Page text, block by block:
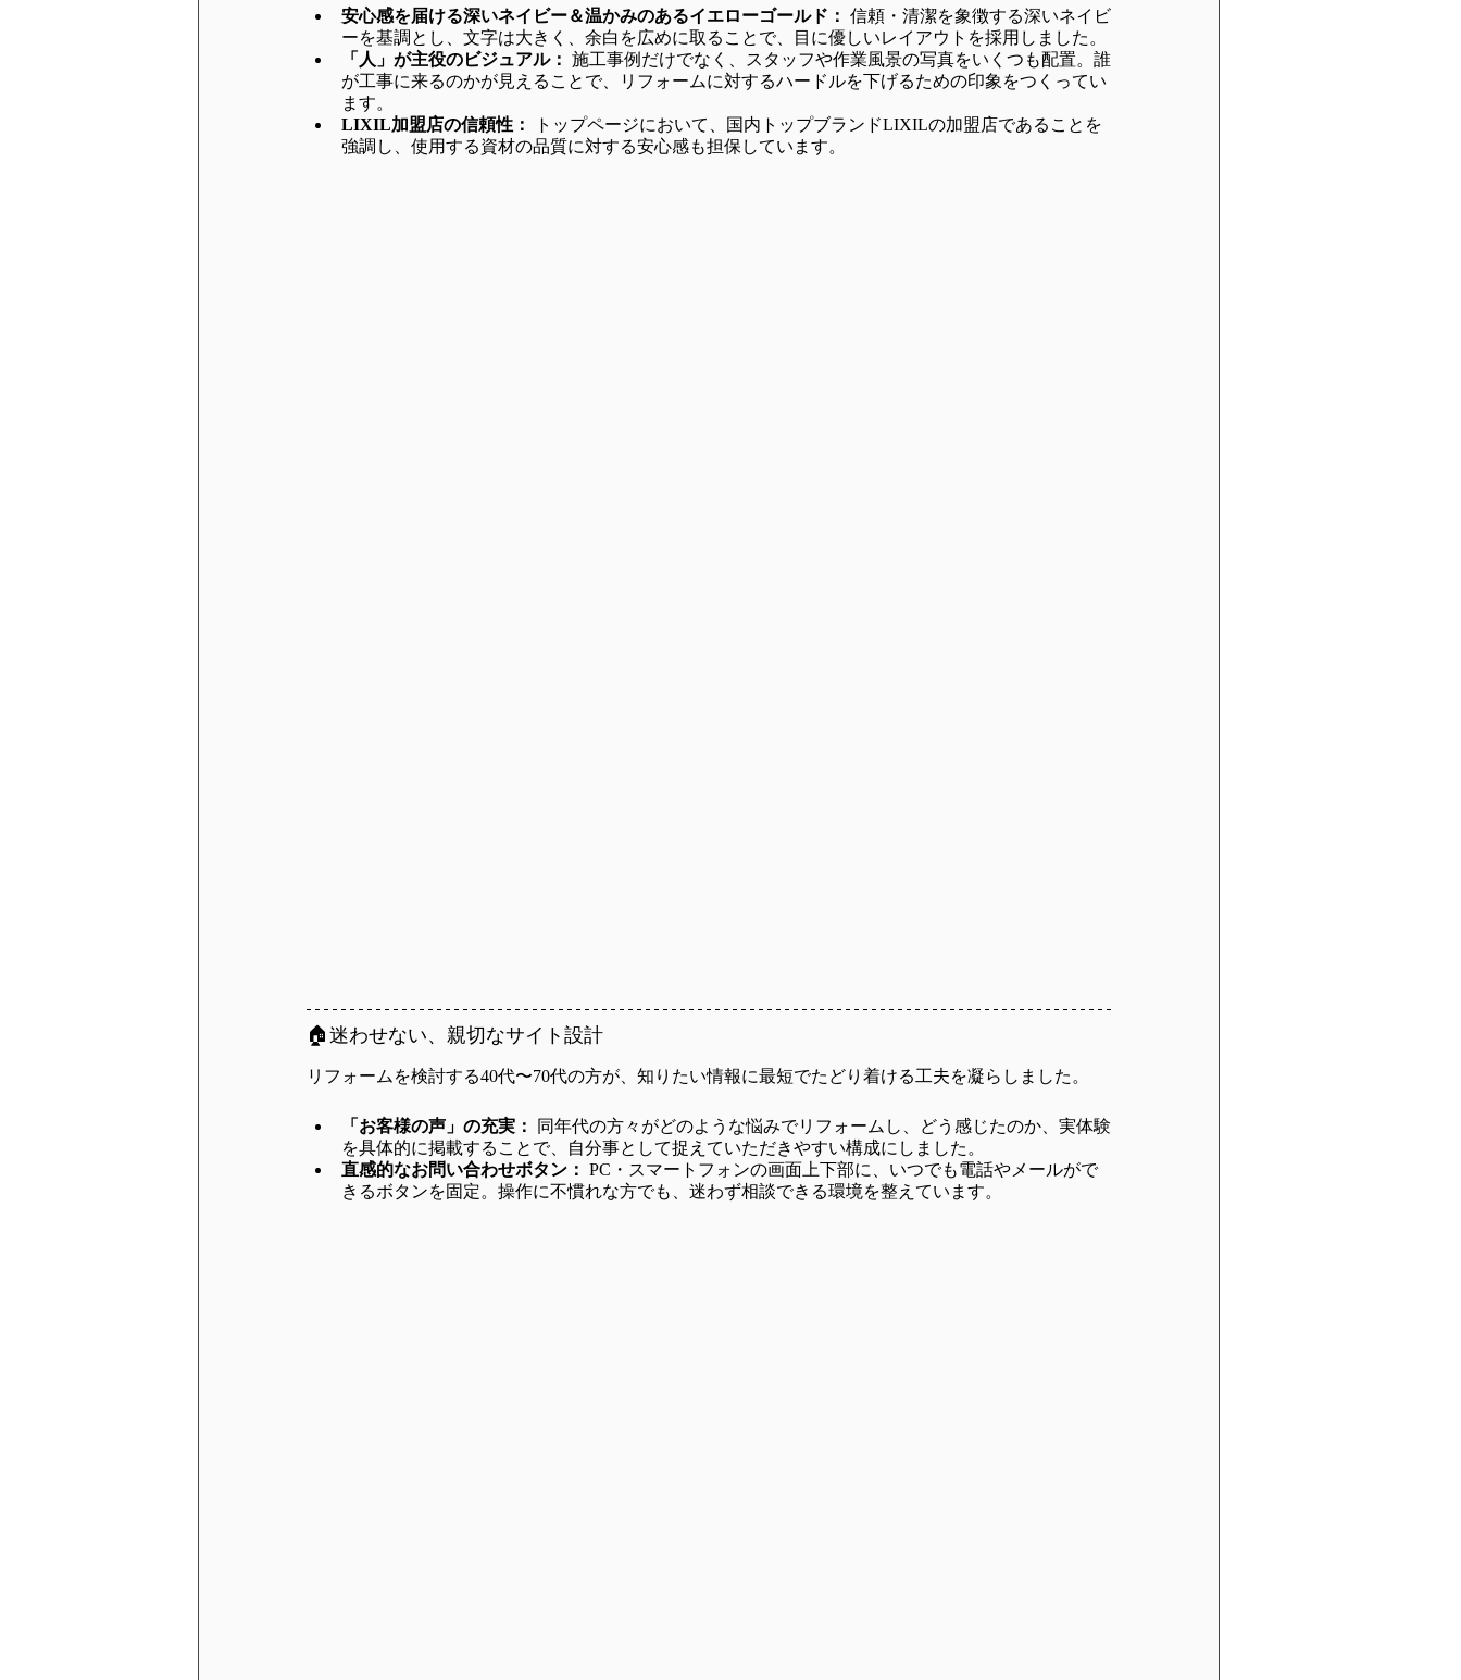
安心感を届ける深いネイビー＆温かみのあるイエローゴールド： 信頼・清潔を象徴する深いネイビ
ーを基調とし、文字は大きく、余白を広めに取ることで、目に優しいレイアウトを採用しました。
「人」が主役のビジュアル： 施工事例だけでなく、スタッフや作業風景の写真をいくつも配置。誰
が工事に来るのかが見えることで、リフォームに対するハードルを下げるための印象をつくってい
ます。
LIXIL加盟店の信頼性：
トップページにおいて、国内トップブランドLIXILの加盟店であることを
強調し、使用する資材の品質に対する安心感も担保しています。
🏠迷わせない、親切なサイト設計
リフォームを検討する40代〜70代の方が、知りたい情報に最短でたどり着ける工夫を凝らしました。
「お客様の声」の充実：
同年代の方々がどのような悩みでリフォームし、どう感じたのか、実体験
を具体的に掲載することで、自分事として捉えていただきやすい構成にしました。
直感的なお問い合わせボタン： PC・スマートフォンの画面上下部に、いつでも電話やメールがで
きるボタンを固定。操作に不慣れな方でも、迷わず相談できる環境を整えています。